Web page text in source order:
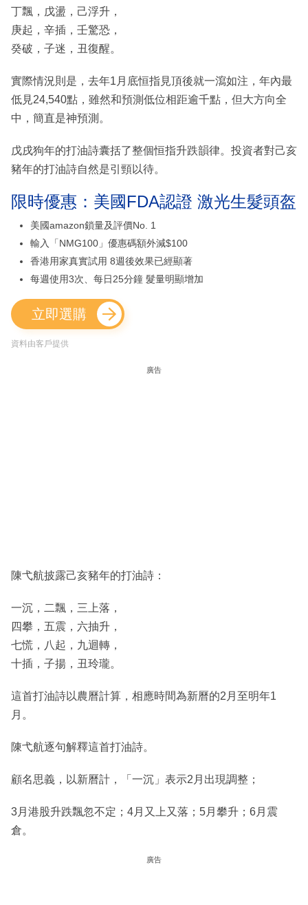
丁飄，戊盪，己浮升，
庚起，辛插，壬驚恐，
癸破，子迷，丑復醒。
實際情況則是，去年1月底恒指見頂後就一瀉如注，年內最
低見24,540點，雖然和預測低位相距逾千點，但大方向全
中，簡直是神預測。
戊戌狗年的打油詩囊括了整個恒指升跌韻律。投資者對己亥
豬年的打油詩自然是引頸以待。
限時優惠：美國FDA認證 激光生髮頭盔
美國amazon鎖量及評價No. 1
輸入「NMG100」優惠碼額外減$100
香港用家真實試用 8週後效果已經顯著
每週使用3次、每日25分鐘 髮量明顯增加
立即選購
資料由客戶提供
廣告
陳弋航披露己亥豬年的打油詩：
一沉，二飄，三上落，
四攀，五震，六抽升，
七慌，八起，九迴轉，
十插，子揚，丑玲瓏。
這首打油詩以農曆計算，相應時間為新曆的2月至明年1
月。
陳弋航逐句解釋這首打油詩。
顧名思義，以新曆計，「一沉」表示2月出現調整；
3月港股升跌飄忽不定；4月又上又落；5月攀升；6月震
倉。
廣告